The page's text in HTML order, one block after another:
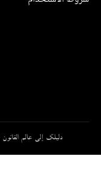
دليلك إلى عالم القانون –